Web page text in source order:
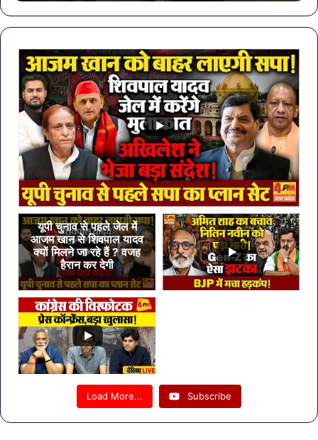
करें
ये
सब्जियां
के
यूपी चुनाव से पहले जेल में
आजम खान से शिवपाल यादव
क्यों मिलने जा रहे हैं ? वजह
हैरान कर देगी
Load More... Subscribe